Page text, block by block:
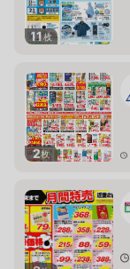
11枚
2枚